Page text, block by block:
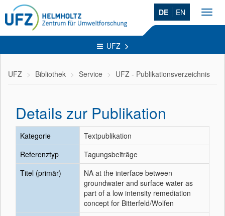
DE EN
UFZ
UFZ Bibliothek Service UFZ - Publikationsverzeichnis
Details zur Publikation
Kategorie
Textpublikation
Referenztyp
Tagungsbeiträge
Titel (primär)
NA at the interface between
groundwater and surface water as
part of a low intensity remediation
concept for Bitterfeld/Wolfen